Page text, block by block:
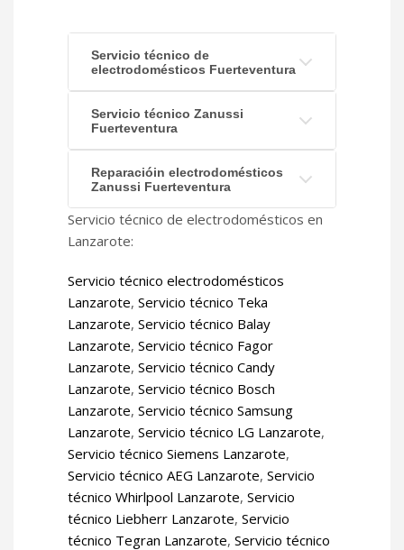
Servicio técnico de
electrodomésticos Fuerteventura
Servicio técnico Zanussi
Fuerteventura
Reparacióin electrodomésticos
Zanussi Fuerteventura
Servicio técnico de electrodomésticos en
Lanzarote:
Servicio técnico electrodomésticos
Lanzarote, Servicio técnico Teka
Lanzarote, Servicio técnico Balay
Lanzarote, Servicio técnico Fagor
Lanzarote, Servicio técnico Candy
Lanzarote, Servicio técnico Bosch
Lanzarote, Servicio técnico Samsung
Lanzarote, Servicio técnico LG Lanzarote,
Servicio técnico Siemens Lanzarote,
Servicio técnico AEG Lanzarote, Servicio
técnico Whirlpool Lanzarote, Servicio
técnico Liebherr Lanzarote, Servicio
técnico Tegran Lanzarote, Servicio técnico